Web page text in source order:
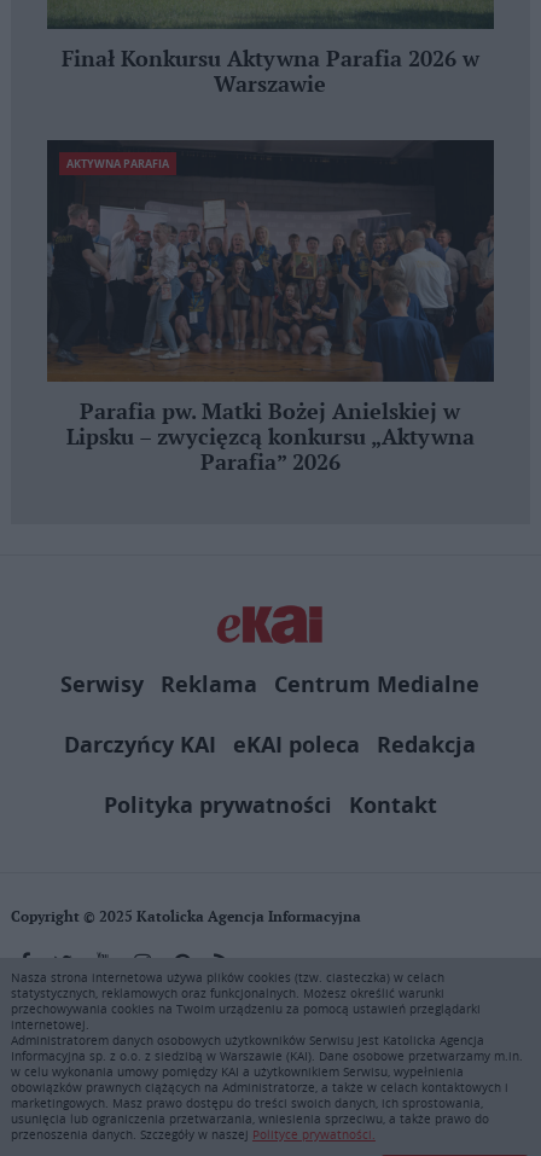
Finał Konkursu Aktywna Parafia 2026 w
Warszawie
AKTYWNA PARAFIA
Parafia pw. Matki Bożej Anielskiej w
Lipsku – zwycięzcą konkursu „Aktywna
Parafia” 2026
Serwisy Reklama
Centrum Medialne
Darczyńcy KAI
eKAI poleca
Redakcja
Polityka prywatności
Kontakt
Copyright © 2025 Katolicka Agencja Informacyjna
KAI zastrzega wszelkie prawa do serwisu. Użytkownicy mogą pobierać
i drukować fragmenty zawartości serwisu internetowego www.ekai.pl
wyłącznie do użytku osobistego. Publikacja, rozpowszechnianie
zawartości niniejszego serwisu lub jej sprzedaż (także framing i in.
podobne metody), są bez uprzedniej pisemnej zgody KAI zabronione i
stanowią naruszenie ustaw o prawie autorskim, ochronie baz danych i
uczciwej konkurencji - będą ścigane przy pomocy wszelkich
dostępnych środków prawnych. Zapraszamy do prenumeraty serwisu
Nasza strona internetowa używa plików cookies (tzw. ciasteczka) w celach
statystycznych, reklamowych oraz funkcjonalnych. Możesz określić warunki
przechowywania cookies na Twoim urządzeniu za pomocą ustawień przeglądarki
internetowej.
Administratorem danych osobowych użytkowników Serwisu jest Katolicka Agencja
Informacyjna sp. z o.o. z siedzibą w Warszawie (KAI). Dane osobowe przetwarzamy m.in.
w celu wykonania umowy pomiędzy KAI a użytkownikiem Serwisu, wypełnienia
obowiązków prawnych ciążących na Administratorze, a także w celach kontaktowych i
marketingowych. Masz prawo dostępu do treści swoich danych, ich sprostowania,
usunięcia lub ograniczenia przetwarzania, wniesienia sprzeciwu, a także prawo do
przenoszenia danych. Szczegóły w naszej Polityce prywatności.